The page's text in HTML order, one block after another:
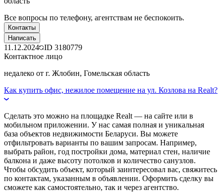
Все вопросы по телефону, агентствам не беспокоить.
Контакты
Написать
11.12.2024 ID 3180779
Контактное лицо
недалеко от г. Жлобин, Гомельская область
Как купить офис, нежилое помещение на ул. Козлова на Realt?
Сделать это можно на площадке Realt — на сайте или в
мобильном приложении. У нас самая полная и уникальная
база объектов недвижимости Беларуси. Вы можете
отфильтровать варианты по вашим запросам. Например,
выбрать район, год постройки дома, материал стен, наличие
балкона и даже высоту потолков и количество санузлов.
Чтобы обсудить объект, который заинтересовал вас, свяжитесь
по контактам, указанным в объявлении. Оформить сделку вы
сможете как самостоятельно, так и через агентство.